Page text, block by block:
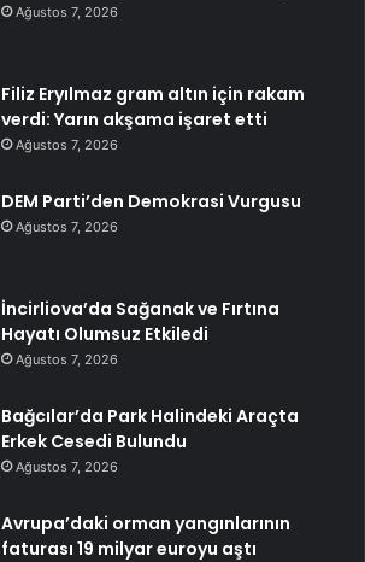
Ağustos 7, 2026
Filiz Eryılmaz gram altın için rakam
verdi: Yarın akşama işaret etti
Ağustos 7, 2026
DEM Parti’den Demokrasi Vurgusu
Ağustos 7, 2026
İncirliova’da Sağanak ve Fırtına
Hayatı Olumsuz Etkiledi
Ağustos 7, 2026
Bağcılar’da Park Halindeki Araçta
Erkek Cesedi Bulundu
Ağustos 7, 2026
Avrupa’daki orman yangınlarının
faturası 19 milyar euroyu aştı